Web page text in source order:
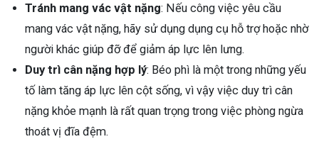
Tránh mang vác vật nặng: Nếu công việc yêu cầu
mang vác vật nặng, hãy sử dụng dụng cụ hỗ trợ hoặc nhờ
người khác giúp đỡ để giảm áp lực lên lưng.
Duy trì cân nặng hợp lý: Béo phì là một trong những yếu
tố làm tăng áp lực lên cột sống, vì vậy việc duy trì cân
nặng khỏe mạnh là rất quan trọng trong việc phòng ngừa
thoát vị đĩa đệm.